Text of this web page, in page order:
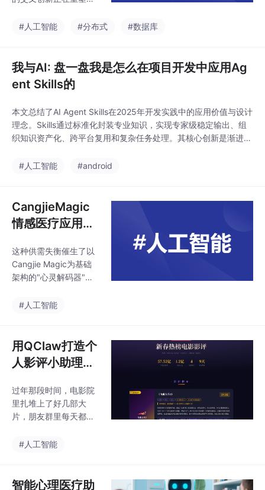
练需要处理PB级非结构
架构已无法满足需求。
本文将结合近三年行业
实践，探讨三大核心命
自治管理 2）向量数据
库与LLM的协同架构
3）分布式事务中的智
#人工智能 #分布式 #数据库
我与AI: 盘一盘我是怎么在项目开发中应用Ag
ent Skills的
本文总结了AI Agent Skills在2025年开发实践中的应用价值与设计
理念。Skills通过标准化封装专业知识，实现专家级稳定输出、组
织知识资产化、跨平台复用和复杂任务处理。其核心创新是渐进式
0-5000token)触发加载，附加资源层按需调用。这种设计显著优
#人工智能 #android
CangjieMagic
情感医疗应用技
这种供需失衡催生了以
Cangjie Magic为基础
架构的"心灵解码器"系
创新重构服务模式：首
模块，能够从300ms级
别的语音片段中识别出
基频扰动(jitter)和振幅
特征指标，使得早期识
别准确率较传统PHQ-9
量表提升37%；最后，
危机干预网络，通过改
#人工智能
用QClaw打造个
人影评小助理：
个新春热榜电影
网页
过年那段时间，电影院
里扎堆上了好几部大
片，朋友群里每天都是
吗？”“《飞驰人生2》值
个更值得刷？我翻遍了
#人工智能
智能心理医疗助